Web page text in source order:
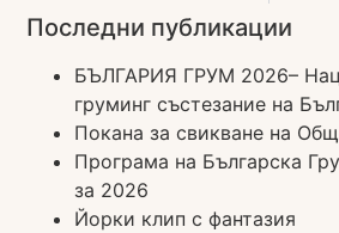
Последни публикации
БЪЛГАРИЯ ГРУМ 2026–
груминг състезание на
Покана за свикване на
Програма на Българска
за 2026
Йорки клип с фантазия